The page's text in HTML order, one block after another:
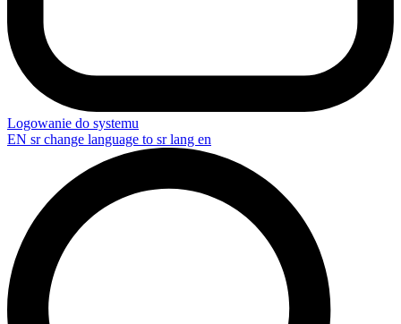
Logowanie do systemu
EN sr change language to sr lang en